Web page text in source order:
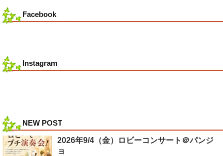
Facebook
Instagram
NEW POST
2026年9/4（金）ロビーコンサート＠パンジ
ョ